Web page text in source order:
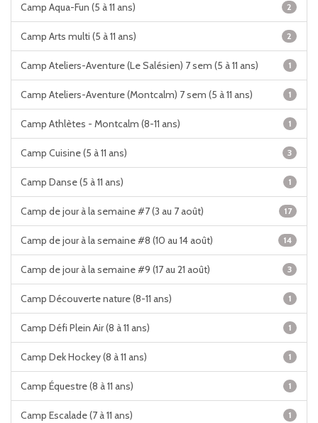
Camp Aqua-Fun (5 à 11 ans) 2
Camp Arts multi (5 à 11 ans) 2
Camp Ateliers-Aventure (Le Salésien) 7 sem (5 à 11 ans) 1
Camp Ateliers-Aventure (Montcalm) 7 sem (5 à 11 ans) 1
Camp Athlètes - Montcalm (8-11 ans) 1
Camp Cuisine (5 à 11 ans) 3
Camp Danse (5 à 11 ans) 1
Camp de jour à la semaine #7 (3 au 7 août) 17
Camp de jour à la semaine #8 (10 au 14 août) 14
Camp de jour à la semaine #9 (17 au 21 août) 3
Camp Découverte nature (8-11 ans) 1
Camp Défi Plein Air (8 à 11 ans) 1
Camp Dek Hockey (8 à 11 ans) 1
Camp Équestre (8 à 11 ans) 1
Camp Escalade (7 à 11 ans) 1